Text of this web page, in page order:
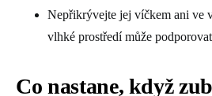
Nepřikrývejte jej víčkem ani ve
vlhké prostředí může
Co nastane, když